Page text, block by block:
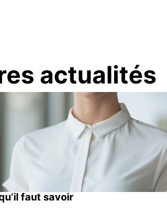
actualités
faut savoir